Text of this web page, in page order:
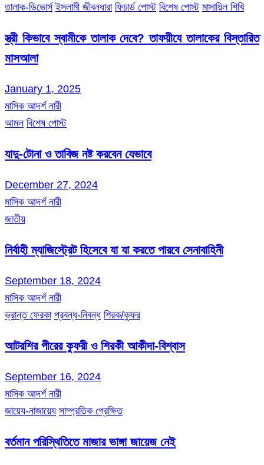
তালাক-ডিভোর্স ইসলামী জীবনধারা ফিচার্ড পোস্ট বিশেষ পোস্ট মাসায়িল শিখি
স্ত্রী কিভাবে স্বামীকে তালাক দেবে? তাফয়ীযে তালাকের বিস্তারিত
মাসআলা
January 1, 2025
মাসিক আদর্শ নারী
আমল বিশেষ পোস্ট
যাদু-টোনা ও তাবিজ নষ্ট করবেন যেভাবে
December 27, 2024
মাসিক আদর্শ নারী
জাতীয়
নির্বাহী ম্যাজিস্ট্রেট হিসেবে যা যা করতে পারবে সেনাবাহিনী
September 18, 2024
মাসিক আদর্শ নারী
ভ্রান্ত ফেরকা প্রবন্ধ-নিবন্ধ শিরক/কুফর
আটরশির পীরের কুফরী ও শিরকী আকীদা-বিশ্বাস
September 16, 2024
মাসিক আদর্শ নারী
জায়েয-নাজায়েয সাম্প্রতিক প্রেক্ষিত
বর্তমান পরিস্থিতিতে মাজার ভাঙ্গা জায়েজ নেই